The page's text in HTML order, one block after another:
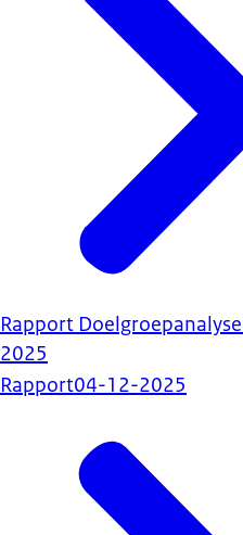
Rapport
2025
Rapport04-12-2025